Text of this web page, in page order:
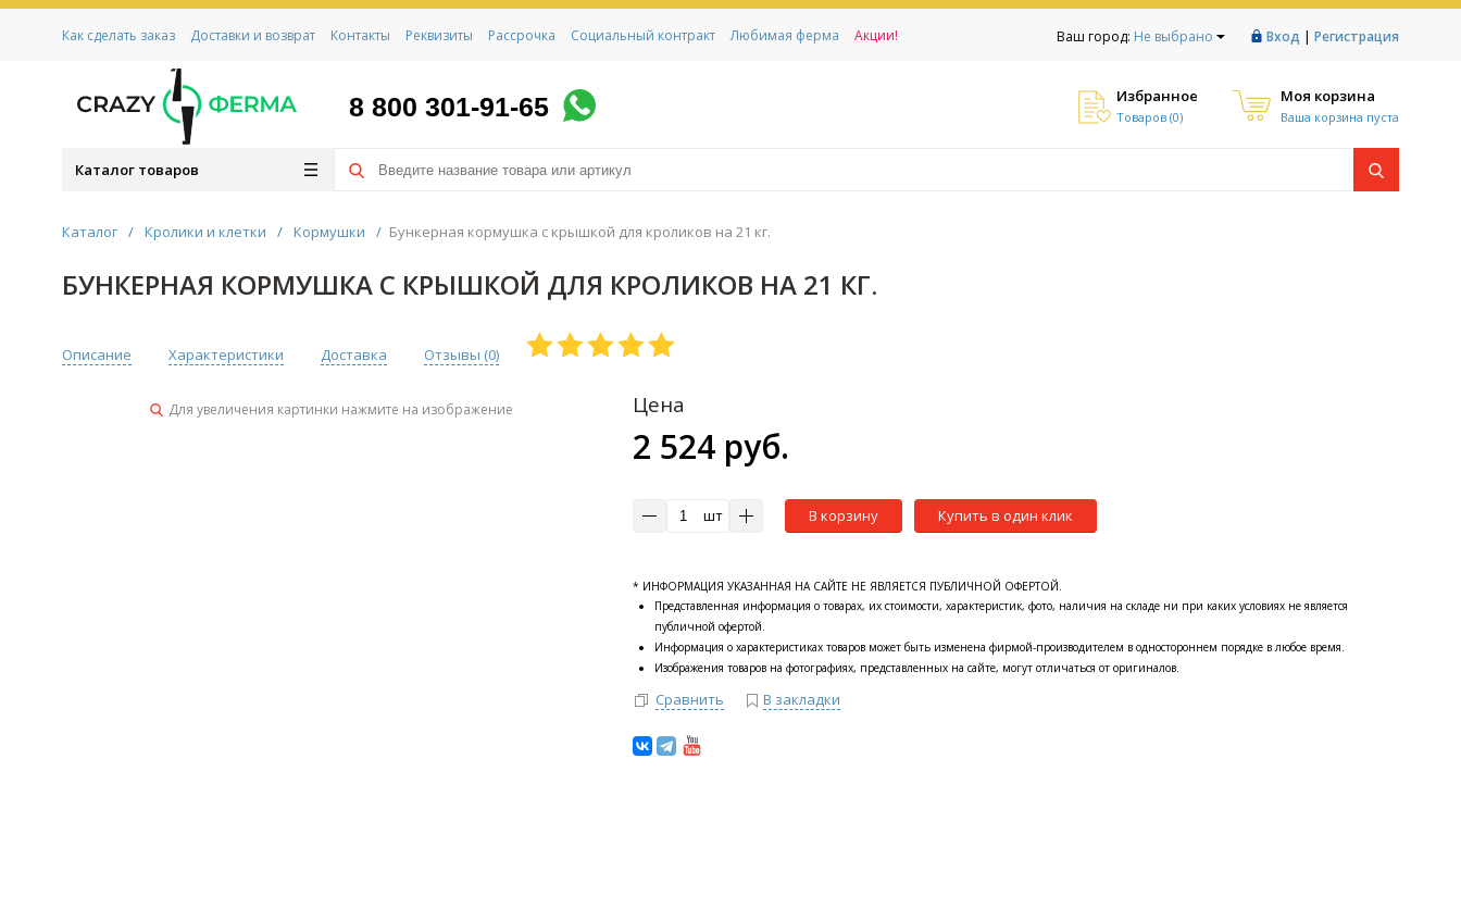
Ваш город: Не выбрано Вход | Регистрация
Как сделать заказ Доставки и возврат Контакты Реквизиты Рассрочка Социальный контракт Любимая ферма Акции!
8 800 301-91-65 Избранное
Товаров (0)
Моя корзина
Ваша корзина пуста
Каталог товаров
Каталог / Кролики и клетки / Кормушки / Бункерная кормушка с крышкой для кроликов на 21 кг.
БУНКЕРНАЯ КОРМУШКА С КРЫШКОЙ ДЛЯ КРОЛИКОВ НА 21 КГ.
Описание Характеристики Доставка Отзывы (0)
Для увеличения картинки нажмите на изображение Цена
2 524 руб.
шт В корзину Купить в один клик
* ИНФОРМАЦИЯ УКАЗАННАЯ НА САЙТЕ НЕ ЯВЛЯЕТСЯ ПУБЛИЧНОЙ ОФЕРТОЙ.
Представленная информация о товарах, их стоимости, характеристик, фото, наличия на складе ни при каких условиях не является
публичной офертой.
Информация о характеристиках товаров может быть изменена фирмой-производителем в одностороннем порядке в любое время.
Изображения товаров на фотографиях, представленных на сайте, могут отличаться от оригиналов.
Сравнить В закладки